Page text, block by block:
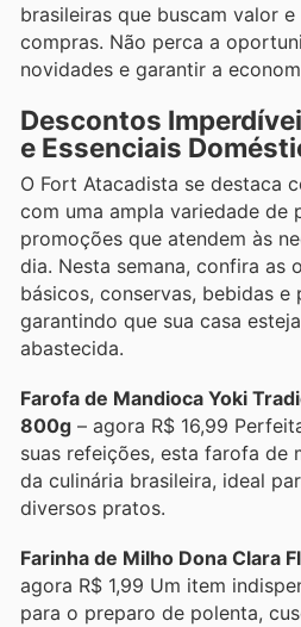
brasileiras que buscam valor
compras. Não perca a
novidades e garantir a
Descontos
e Essenciais
O Fort Atacadista se destaca
com uma ampla variedade de
promoções que atendem às
dia. Nesta semana, confira as
básicos, conservas, bebidas e
garantindo que sua casa
abastecida.
Farofa de Mandioca Yoki
800g – agora R$ 16,99
suas refeições, esta farofa de
da culinária brasileira, ideal
diversos pratos.
Farinha de Milho Dona Clara
agora R$ 1,99 Um item
para o preparo de polenta,